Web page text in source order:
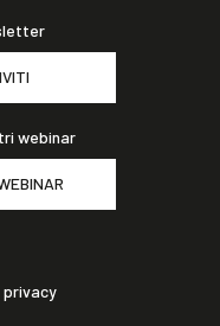
webinar
privacy